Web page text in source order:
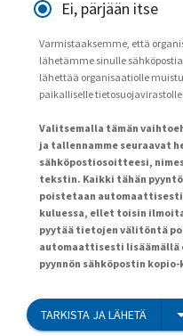
Ei, pärjään itse
Varmistaaksemme, että
lähetämme sinulle
lähettää organisaatiolle
paikalliselle tietosuojavirastolle.
Valitsemalla tämän
ja tallennamme seuraavat
sähköpostiosoitteesi,
tekstin. Kaikki tähän
poistetaan automaattisesti
kuluessa, ellet toisin
pyytää tietojen välitöntä
automaattisesti
pyynnön sähköpostin
TARKISTA JA LÄHETÄ